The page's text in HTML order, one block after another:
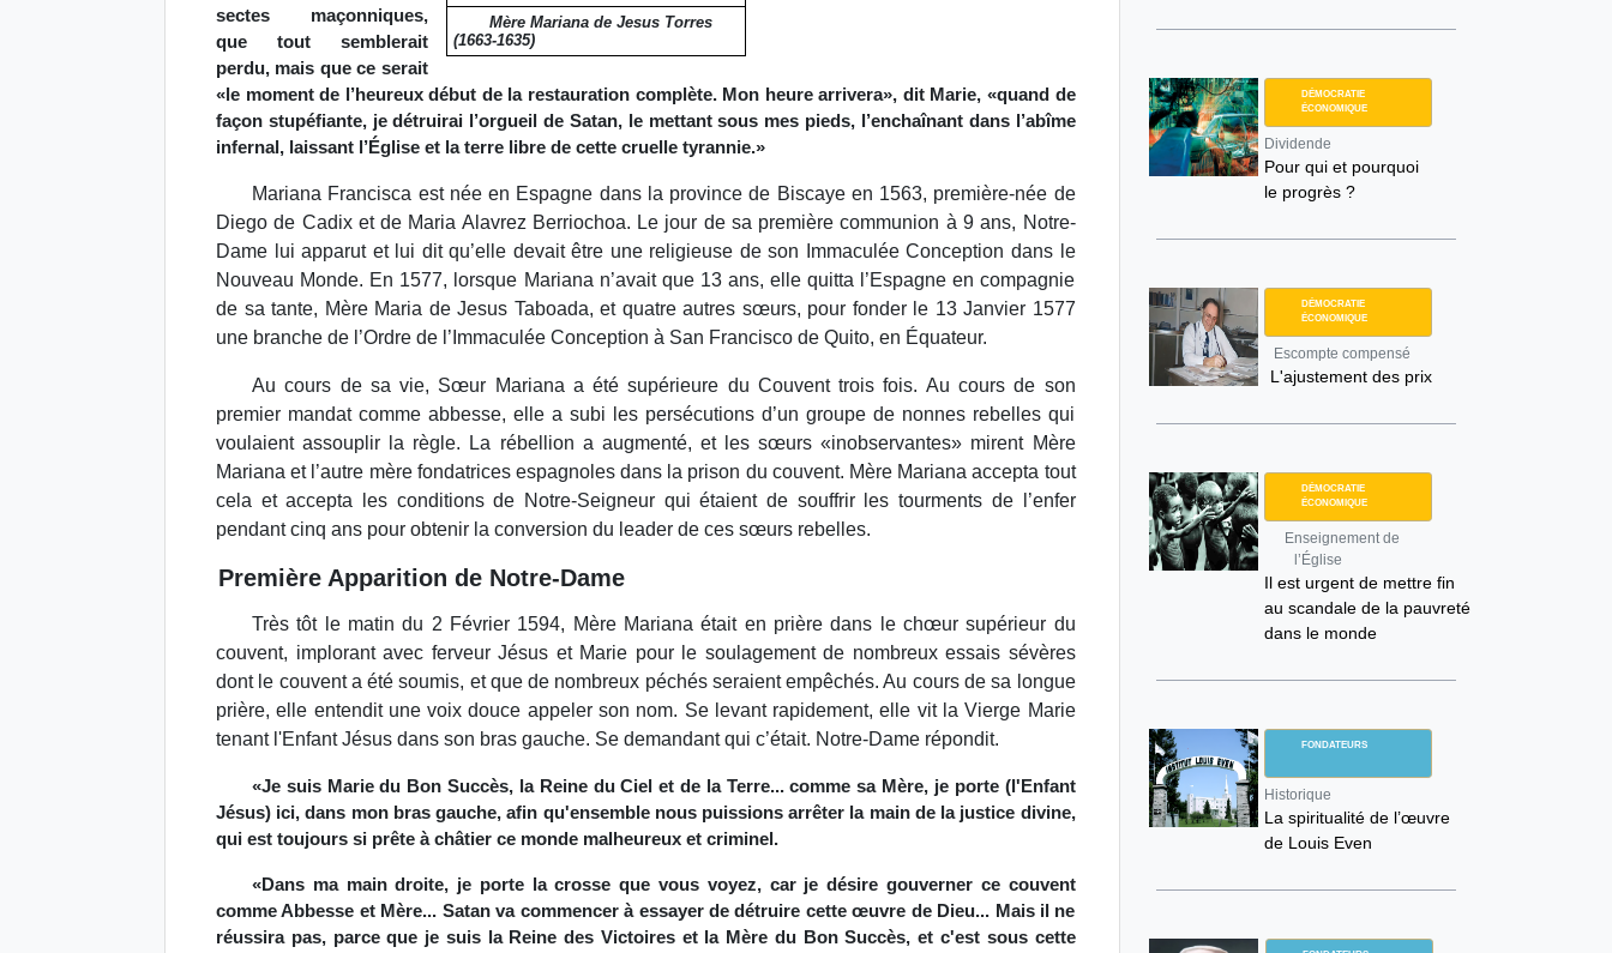
Mère Mariana de Jesus Torres
(1663-1635)
sectes maçonniques,
que tout semblerait
perdu, mais que ce serait
«le moment de l’heureux début de la restauration complète. Mon heure arrivera», dit Marie, «quand de
façon stupéfiante, je détruirai l’orgueil de Satan, le mettant sous mes pieds, l’enchaînant dans l’abîme
infernal, laissant l’Église et la terre libre de cette cruelle tyrannie.»
Mariana Francisca est née en Espagne dans la province de Biscaye en 1563, première-née de
Diego de Cadix et de Maria Alavrez Berriochoa. Le jour de sa première communion à 9 ans, Notre-
Dame lui apparut et lui dit qu’elle devait être une religieuse de son Immaculée Conception dans le
Nouveau Monde. En 1577, lorsque Mariana n’avait que 13 ans, elle quitta l’Espagne en compagnie
de sa tante, Mère Maria de Jesus Taboada, et quatre autres sœurs, pour fonder le 13 Janvier 1577
une branche de l’Ordre de l’Immaculée Conception à San Francisco de Quito, en Équateur.
Au cours de sa vie, Sœur Mariana a été supérieure du Couvent trois fois. Au cours de son
premier mandat comme abbesse, elle a subi les persécutions d’un groupe de nonnes rebelles qui
voulaient assouplir la règle. La rébellion a augmenté, et les sœurs «inobservantes» mirent Mère
Mariana et l’autre mère fondatrices espagnoles dans la prison du couvent. Mère Mariana accepta tout
cela et accepta les conditions de Notre-Seigneur qui étaient de souffrir les tourments de l’enfer
pendant cinq ans pour obtenir la conversion du leader de ces sœurs rebelles.
Première Apparition de Notre-Dame
Très tôt le matin du 2 Février 1594, Mère Mariana était en prière dans le chœur supérieur du
couvent, implorant avec ferveur Jésus et Marie pour le soulagement de nombreux essais sévères
dont le couvent a été soumis, et que de nombreux péchés seraient empêchés. Au cours de sa longue
prière, elle entendit une voix douce appeler son nom. Se levant rapidement, elle vit la Vierge Marie
tenant l'Enfant Jésus dans son bras gauche. Se demandant qui c’était. Notre-Dame répondit.
«Je suis Marie du Bon Succès, la Reine du Ciel et de la Terre... comme sa Mère, je porte (l'Enfant
Jésus) ici, dans mon bras gauche, afin qu'ensemble nous puissions arrêter la main de la justice divine,
qui est toujours si prête à châtier ce monde malheureux et criminel.
«Dans ma main droite, je porte la crosse que vous voyez, car je désire gouverner ce couvent
comme Abbesse et Mère... Satan va commencer à essayer de détruire cette œuvre de Dieu... Mais il ne
réussira pas, parce que je suis la Reine des Victoires et la Mère du Bon Succès, et c'est sous cette
DÉMOCRATIE
ÉCONOMIQUE
Dividende
Pour qui et pourquoi
le progrès ?
DÉMOCRATIE
ÉCONOMIQUE
Escompte compensé
L'ajustement des prix
DÉMOCRATIE
ÉCONOMIQUE
Enseignement de
l’Église
Il est urgent de mettre fin
au scandale de la pauvreté
dans le monde
FONDATEURS
Historique
La spiritualité de l’œuvre
de Louis Even